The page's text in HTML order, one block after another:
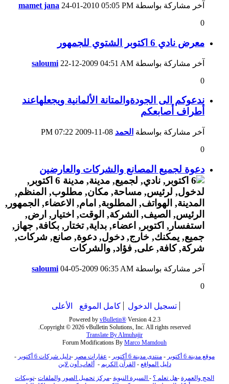
آخر مشاركة بواسطة mamet jana 24-01-2010 05:05 PM
0
معرض نادي 6 اكتوبر الشتوي للجمهور
آخر مشاركة بواسطة saloumi 22-12-2009 04:51 AM
0
ندعوكم الى الجودةوالمتانة الألمانية ويجعلهاعند
أطراف أصابعكم
آخر مشاركة بواسطة الحمد
07:22 PM
0
دعوة لجميع المصانع والشركات والعارضين
آخر مشاركة بواسطة saloumi 04-05-2009 06:35 AM
0
تسجيل الدخول كامل الموقع الأعلى
Powered by vBulletin®Version 4.2.3
Copyright © 2026 vBulletin Solutions, Inc. All rights reserved.
Translate By Almuhajir
Forum Modifications By Marco Mamdouh
موقع مدينة 6 أكتوبر
- منتدى مدينة 6 أكتوبر - عقارات مصر -دليل شركات 6 أكتوبر
-
دليل المواقع -القرآن الكريم -ألعاب أون لاين
الحج والعمرة -هل تعلم ؟ - السيرة النبوية -مركز تحميل الصور والملفات -توبيكات